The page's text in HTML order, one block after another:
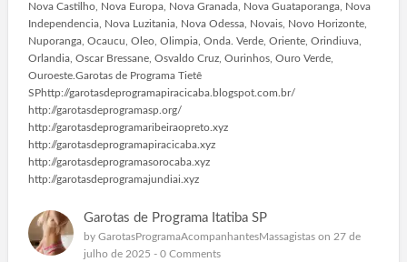
Nova Castilho, Nova Europa, Nova Granada, Nova Guataporanga, Nova
Independencia, Nova Luzitania, Nova Odessa, Novais, Novo Horizonte,
Nuporanga, Ocaucu, Oleo, Olimpia, Onda. Verde, Oriente, Orindiuva,
Orlandia, Oscar Bressane, Osvaldo Cruz, Ourinhos, Ouro Verde,
Ouroeste.Garotas de Programa Tietê
SPhttp://garotasdeprogramapiracicaba.blogspot.com.br/
http://garotasdeprogramasp.org/
http://garotasdeprogramaribeiraopreto.xyz
http://garotasdeprogramapiracicaba.xyz
http://garotasdeprogramasorocaba.xyz
http://garotasdeprogramajundiai.xyz
Garotas de Programa Itatiba SP
by GarotasProgramaAcompanhantesMassagistason 27 de
julho de 2025 - 0 Comments